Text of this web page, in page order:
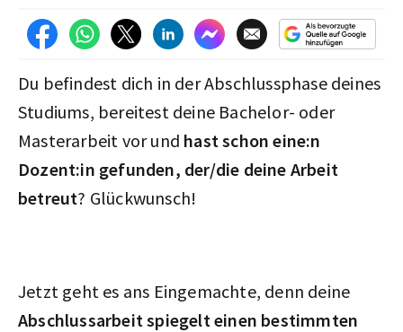
Du befindest dich in der Abschlussphase deines
Studiums, bereitest deine Bachelor- oder
Masterarbeit vor und hast schon eine:n
Dozent:in gefunden, der/die deine Arbeit
betreut? Glückwunsch!
Jetzt geht es ans Eingemachte, denn deine
Abschlussarbeit spiegelt einen bestimmten